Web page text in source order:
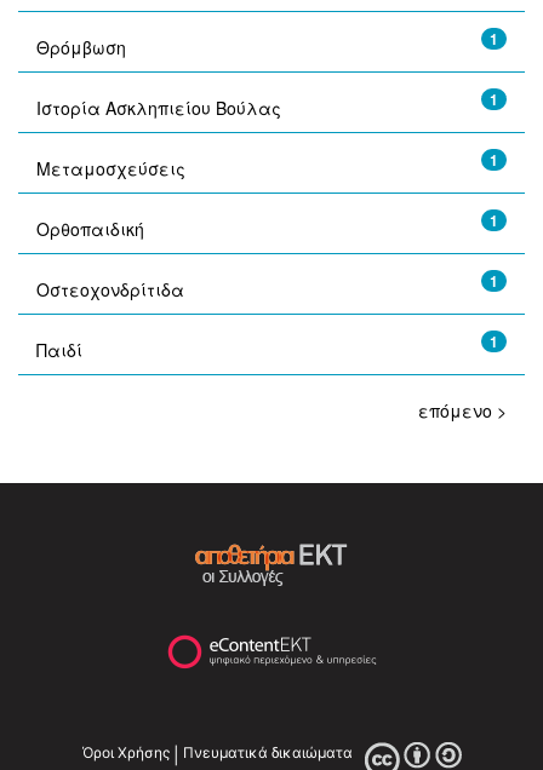
1
Θρόμβωση
1
Ιστορία Ασκληπιείου Βούλας
1
Μεταμοσχεύσεις
1
Ορθοπαιδική
1
Οστεοχονδρίτιδα
1
Παιδί
επόμενο >